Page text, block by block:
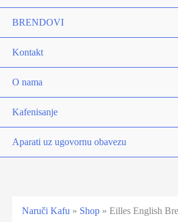
BRENDOVI
Kontakt
O nama
Kafenisanje
Aparati uz ugovornu obavezu
Naruči Kafu » Shop » Eilles English